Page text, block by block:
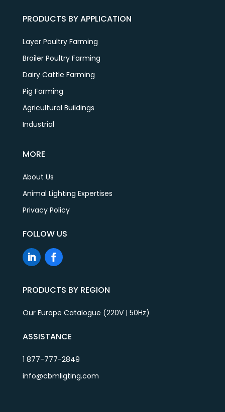
PRODUCTS BY APPLICATION
Layer Poultry Farming
Broiler Poultry Farming
Dairy Cattle Farming
Pig Farming
Agricultural Buildings
Industrial
MORE
About Us
Animal Lighting Expertises
Privacy Policy
FOLLOW US
PRODUCTS BY REGION
Our Europe Catalogue (220V | 50Hz)
ASSISTANCE
1 877-777-2849
info@cbmligting.com